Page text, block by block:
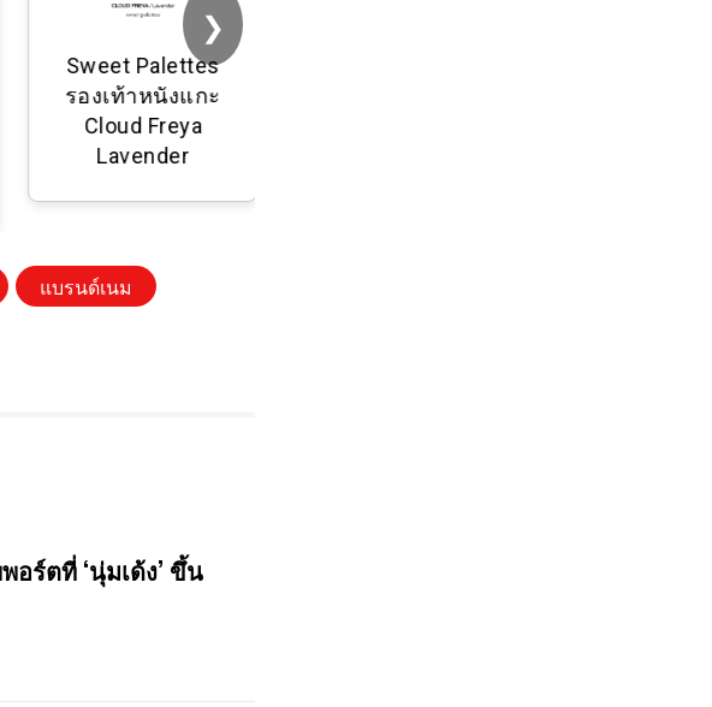
Sweet Palettes
รองเท้าหนังแกะ
Cloud Freya
Lavender
❯
แบรนด์เนม
พอร์ตที่ ‘นุ่มเด้ง’ ขึ้น